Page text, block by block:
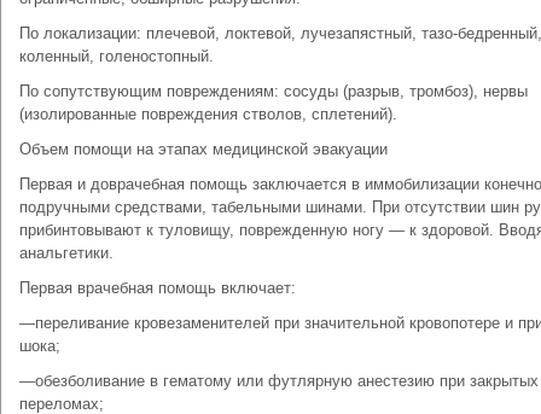
По локализации: плечевой, локтевой, лучезапястный, тазо-бедренный,
коленный, голеностопный.
По сопутствующим повреждениям: сосуды (разрыв, тромбоз), нервы
(изолированные повреждения стволов, сплетений).
Объем помощи на этапах медицинской эвакуации
Первая и доврачебная помощь заключается в иммобилизации
подручными средствами, табельными шинами. При отсутствии шин
прибинтовывают к туловищу, поврежденную ногу — к здоровой.
анальгетики.
Первая врачебная помощь включает:
—переливание кровезаменителей при значительной кровопотере и
шока;
—обезболивание в гематому или футлярную анестезию при закрытых
переломах;